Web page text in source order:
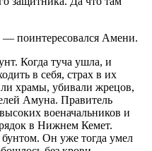
поинтересовался Амени.
Когда туча ушла, и
в себя, страх в их
храмы, убивали жрецов,
Амуна. Правитель
военачальников и
в Нижнем Кемет.
Он уже тогда умел